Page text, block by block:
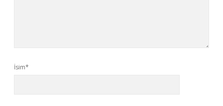
İsim*